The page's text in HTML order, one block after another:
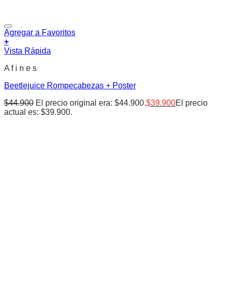
Agregar a Favoritos
+
Vista Rápida
A f i n e s
Beetlejuice Rompecabezas + Poster
$44.900 El precio original era: $44.900.$39.900El precio
actual es: $39.900.